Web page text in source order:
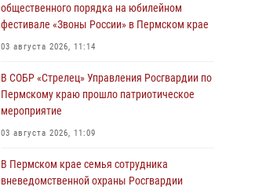
общественного порядка на юбилейном
фестивале «Звоны России» в Пермском крае
03 августа 2026, 11:14
В СОБР «Стрелец» Управления Росгвардии по
Пермскому краю прошло патриотическое
мероприятие
03 августа 2026, 11:09
В Пермском крае семья сотрудника
вневедомственной охраны Росгвардии